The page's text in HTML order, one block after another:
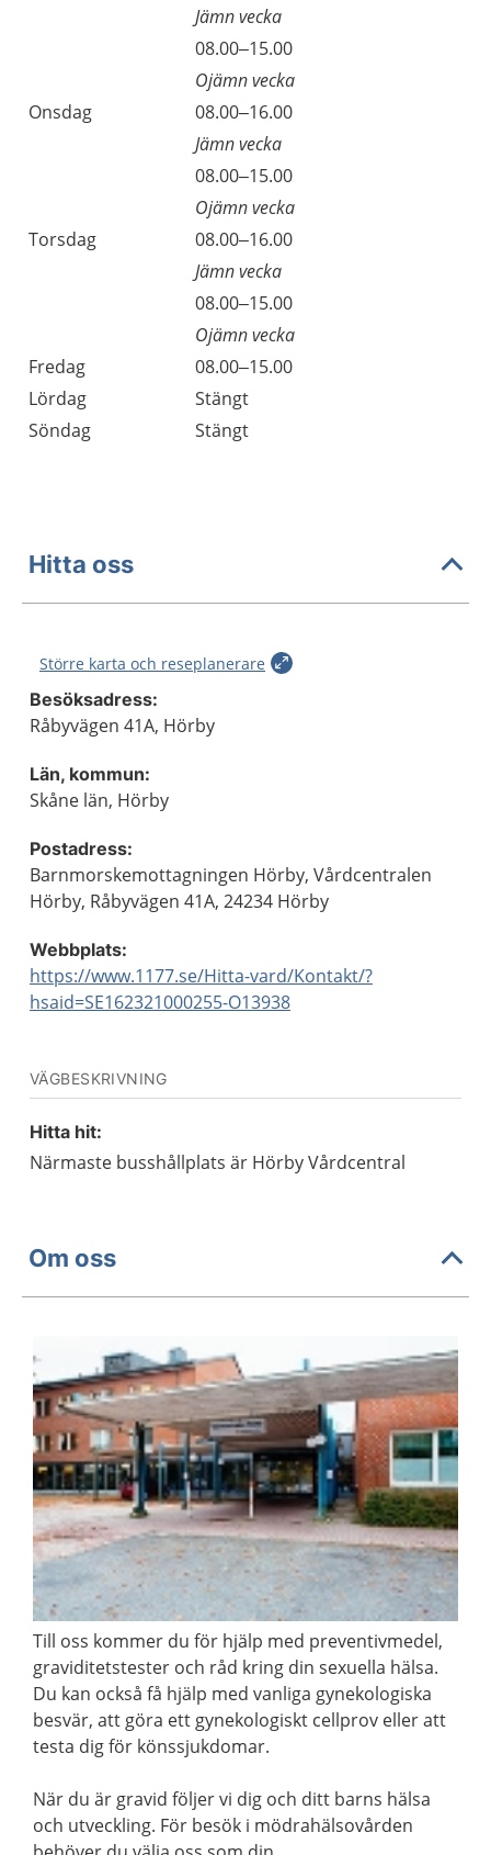
Jämn vecka
08.00–15.00
Ojämn vecka
Onsdag
08.00–16.00
Jämn vecka
08.00–15.00
Ojämn vecka
Torsdag
08.00–16.00
Jämn vecka
08.00–15.00
Ojämn vecka
Fredag
08.00–15.00
Lördag
Stängt
Söndag
Stängt
Hitta oss
Större karta och reseplanerare
Besöksadress:
Råbyvägen 41A, Hörby
Län, kommun:
Skåne län, Hörby
Postadress:
Barnmorskemottagningen Hörby, Vårdcentralen
Hörby, Råbyvägen 41A, 24234 Hörby
Webbplats:
https://www.1177.se/Hitta-vard/Kontakt/?
hsaid=SE162321000255-O13938
VÄGBESKRIVNING
Hitta hit:
Närmaste busshållplats är Hörby Vårdcentral
Om oss
Till oss kommer du för hjälp med preventivmedel,
graviditetstester och råd kring din sexuella hälsa.
Du kan också få hjälp med vanliga gynekologiska
besvär, att göra ett gynekologiskt cellprov eller att
testa dig för könssjukdomar.
När du är gravid följer vi dig och ditt barns hälsa
och utveckling. För besök i mödrahälsovården